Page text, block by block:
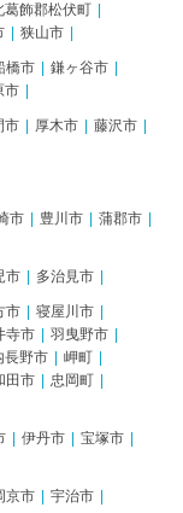
葛飾郡松伏町
狭山市
橋市
鎌ヶ谷市
市
市 厚木市
藤沢市
市 豊川市
蒲郡市
市 多治見市
市
寝屋川市
寺市
羽曳野市
長野市
岬町
田市
忠岡町
伊丹市
宝塚市
京市 宇治市